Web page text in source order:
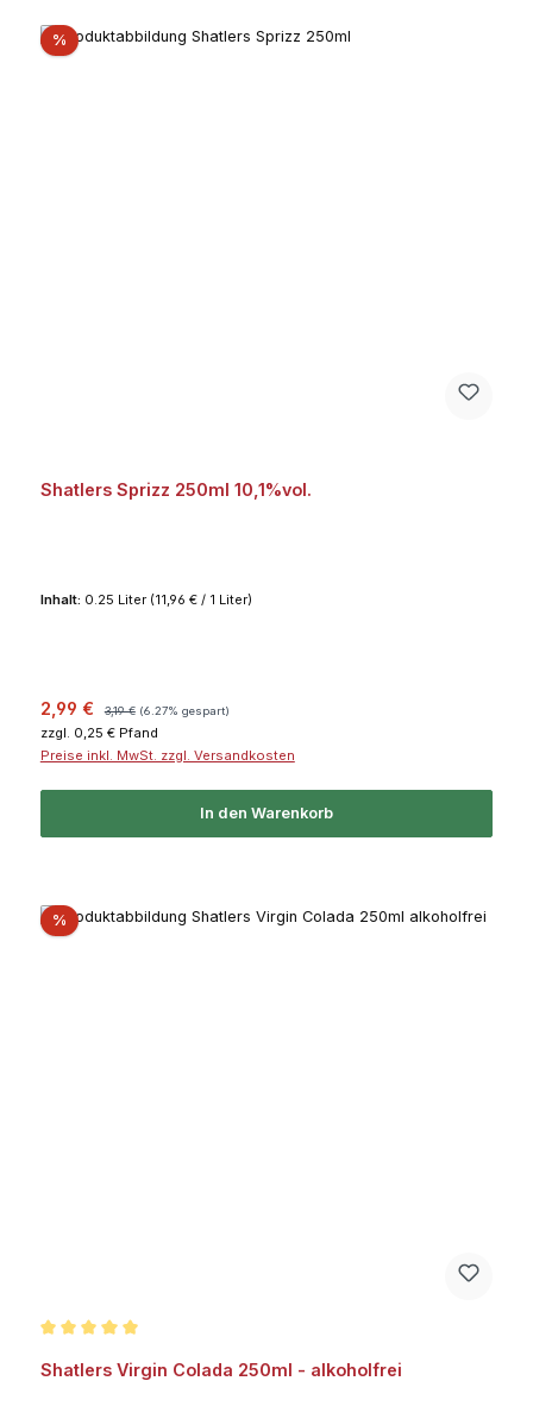
%Rabatt
Shatlers Sprizz 250ml 10,1%vol.
Inhalt: 0.25 Liter (11,96 € / 1 Liter)
Verkaufspreis:
2,99 € 3,19 € (6.27% gespart)
zzgl. 0,25 € Pfand
Preise inkl. MwSt. zzgl. Versandkosten
In den Warenkorb
%Rabatt
Shatlers Virgin Colada 250ml - alkoholfrei